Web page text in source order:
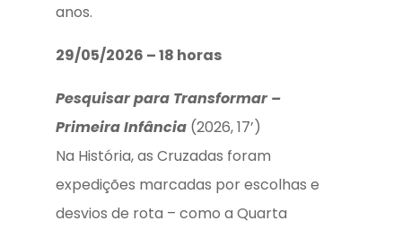
anos.
29/05/2026 – 18 horas
Pesquisar para Transformar –
Primeira Infância(2026, 17’)
Na História, as Cruzadas foram
expedições marcadas por escolhas e
desvios de rota – como a Quarta